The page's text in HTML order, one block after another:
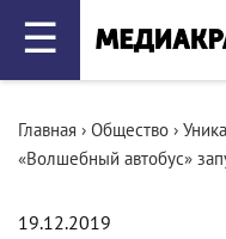
☰
Главная › Общество ›
«Волшебный автобус»
19.12.2019